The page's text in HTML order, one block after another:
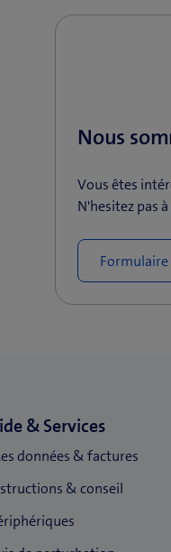
Nous
Vous êtes
N'hesitez pas